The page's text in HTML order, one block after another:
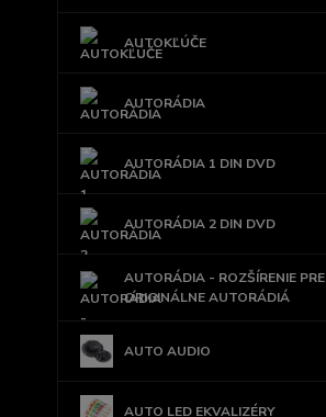
AUTOKĽÚČE
AUTORÁDIA
AUTORÁDIA 1 DIN DVD
AUTORÁDIA 2 DIN DVD
AUTORÁDIA - ROZŠÍRENIE PRE
ORIGINÁLNE AUTORÁDIÁ
AUTO AUDIO
AUTO LED EKVALIZÉRY